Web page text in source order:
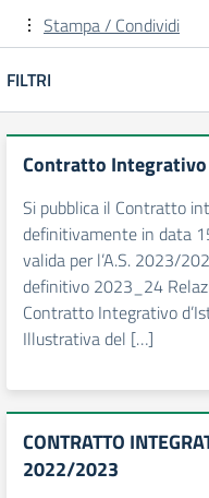
Stampa / Condividi
FILTRI
Contratto
Si pubblica il Contratto
definitivamente in data
valida per l’A.S. 2023/
definitivo 2023_24
Contratto Integrativo
Illustrativa del […]
CONTRATTO
2022/2023